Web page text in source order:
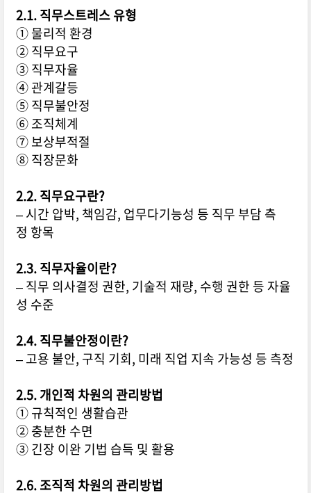
2.1. 직무스트레스 유형
① 물리적 환경
② 직무요구
③ 직무자율
④ 관계갈등
⑤ 직무불안정
⑥ 조직체계
⑦ 보상부적절
⑧ 직장문화
2.2. 직무요구란?
– 시간 압박, 책임감, 업무다기능성 등 직무 부담 측
정 항목
2.3. 직무자율이란?
– 직무 의사결정 권한, 기술적 재량, 수행 권한 등 자율
성 수준
2.4. 직무불안정이란?
– 고용 불안, 구직 기회, 미래 직업 지속 가능성 등 측정
2.5. 개인적 차원의 관리방법
① 규칙적인 생활습관
② 충분한 수면
③ 긴장 이완 기법 습득 및 활용
2.6. 조직적 차원의 관리방법